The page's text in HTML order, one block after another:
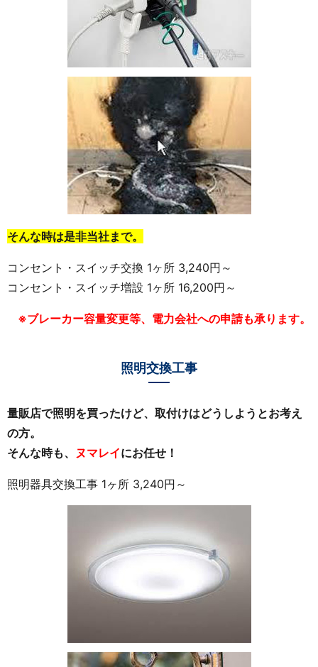
そんな時は是非当社まで。
コンセント・スイッチ交換 1ヶ所 3,240円～
コンセント・スイッチ増設 1ヶ所 16,200円～
※ブレーカー容量変更等、電力会社への申請も承ります。
照明交換工事
量販店で照明を買ったけど、取付けはどうしようとお考え
の方。
そんな時も、
ヌマレイにお任せ！
照明器具交換工事 1ヶ所 3,240円～